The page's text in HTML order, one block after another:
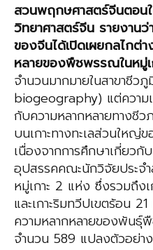
สวนพฤกษศาสตร์จีนตอ
วิทยาศาสตร์จีน รายงาน
ของจีนได้เปิดเผยกลไกต่า
หลายของพืชพรรณในหมู่เ
จำนวนมากมายในสาขาชีว
biogeography) แต่ความ
กับความหลากหลายทางชี
บนเกาะทางทะเลส่วนให
เนื่องจากการศึกษาเกี่ยวกั
อุปสรรคคณะนักวิจัยประจ
หมู่เกาะ 2 แห่ง ซึ่งรวมถึงเ
และเกาะริมทวีปเขตร้อน 21
ความหลากหลายของพันธุ์
จำนวน 589 แปลงตัวอย่า